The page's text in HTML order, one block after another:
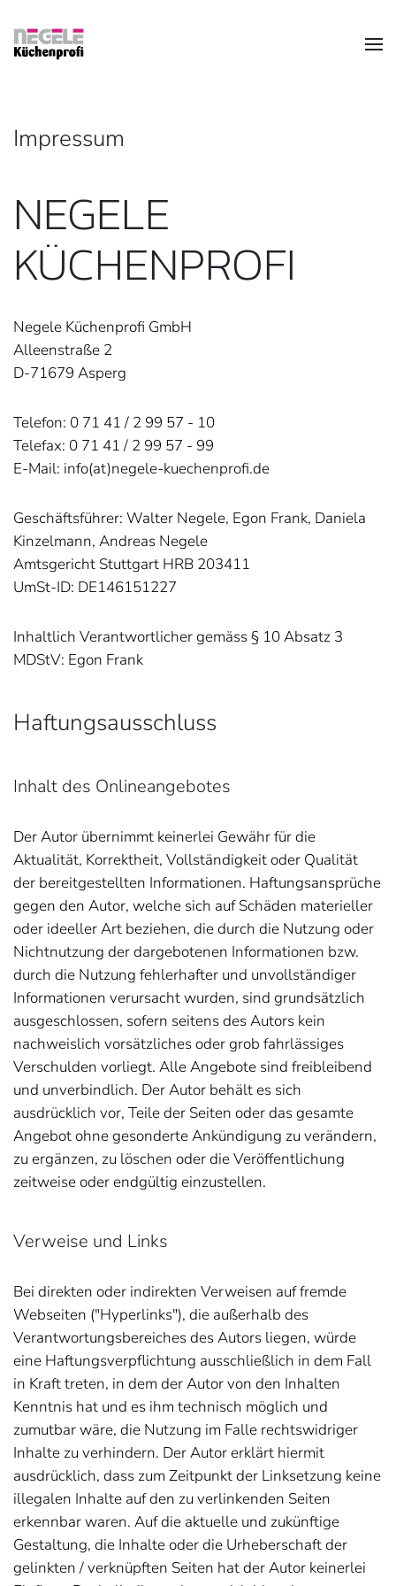
Zum Hauptinhalt springen
Impressum
NEGELE
KÜCHENPROFI
Negele Küchenprofi GmbH
Alleenstraße 2
D-71679 Asperg
Telefon: 0 71 41 / 2 99 57 - 10
Telefax: 0 71 41 / 2 99 57 - 99
E-Mail: info(at)negele-kuechenprofi.de
Geschäftsführer: Walter Negele, Egon Frank, Daniela
Kinzelmann, Andreas Negele
Amtsgericht Stuttgart HRB 203411
UmSt-ID: DE146151227
Inhaltlich Verantwortlicher gemäss § 10 Absatz 3
MDStV: Egon Frank
Haftungsausschluss
Inhalt des Onlineangebotes
Der Autor übernimmt keinerlei Gewähr für die
Aktualität, Korrektheit, Vollständigkeit oder Qualität
der bereitgestellten Informationen. Haftungsansprüche
gegen den Autor, welche sich auf Schäden materieller
oder ideeller Art beziehen, die durch die Nutzung oder
Nichtnutzung der dargebotenen Informationen bzw.
durch die Nutzung fehlerhafter und unvollständiger
Informationen verursacht wurden, sind grundsätzlich
ausgeschlossen, sofern seitens des Autors kein
nachweislich vorsätzliches oder grob fahrlässiges
Verschulden vorliegt. Alle Angebote sind freibleibend
und unverbindlich. Der Autor behält es sich
ausdrücklich vor, Teile der Seiten oder das gesamte
Angebot ohne gesonderte Ankündigung zu verändern,
zu ergänzen, zu löschen oder die Veröffentlichung
zeitweise oder endgültig einzustellen.
Verweise und Links
Bei direkten oder indirekten Verweisen auf fremde
Webseiten ("Hyperlinks"), die außerhalb des
Verantwortungsbereiches des Autors liegen, würde
eine Haftungsverpflichtung ausschließlich in dem Fall
in Kraft treten, in dem der Autor von den Inhalten
Kenntnis hat und es ihm technisch möglich und
zumutbar wäre, die Nutzung im Falle rechtswidriger
Inhalte zu verhindern. Der Autor erklärt hiermit
ausdrücklich, dass zum Zeitpunkt der Linksetzung keine
illegalen Inhalte auf den zu verlinkenden Seiten
erkennbar waren. Auf die aktuelle und zukünftige
Gestaltung, die Inhalte oder die Urheberschaft der
gelinkten / verknüpften Seiten hat der Autor keinerlei